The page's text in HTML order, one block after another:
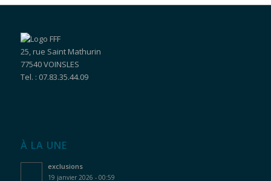
25, rue Saint Mathurin
77540 VOINSLES
Tel. : 07.83.35.44.09
À LA UNE
exclusions
19 janvier 2026 - 00:59